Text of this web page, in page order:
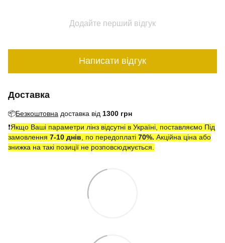
Додайте перший відгук
Написати відгук
Доставка
📦Безкоштовна доставка від 1300 грн
❗️Якщо Ваші параметри лінз відсутні в Україні, поставляємо Під
замовлення 7-10 днів , по передоплаті 70%. Акційна ціна або
знижка на такі позиції не розповсюджується.